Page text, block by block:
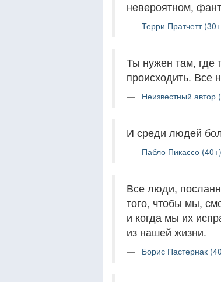
невероятном,
Терри Пратчетт
Ты нужен там, где
происходить. Все
Неизвестный автор
И среди людей
Пабло Пикассо (40+)
Все люди,
того, чтобы мы,
и когда мы их
из нашей жизни.
Борис Пастернак